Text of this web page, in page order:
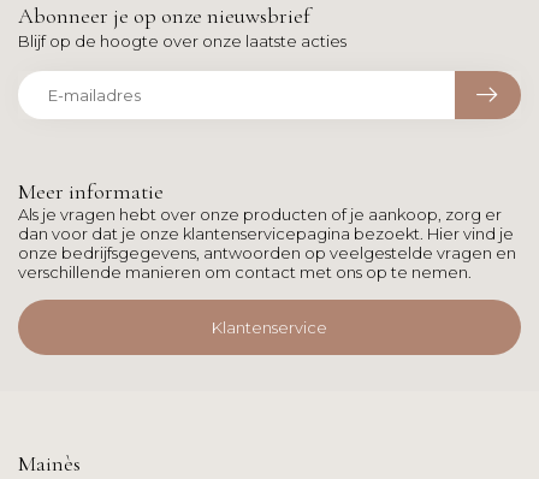
Meer informatie
Als je vragen hebt over onze producten of je aankoop, zorg er
dan voor dat je onze klantenservicepagina bezoekt. Hier vind je
onze bedrijfsgegevens, antwoorden op veelgestelde vragen en
verschillende manieren om contact met ons op te nemen.
Klantenservice
Abonneer je op onze nieuwsbrief
Blijf op de hoogte over onze laatste acties
Mainès